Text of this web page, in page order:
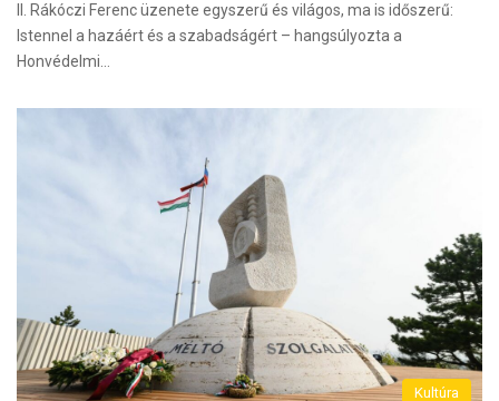
II. Rákóczi Ferenc üzenete egyszerű és világos, ma is időszerű:
Istennel a hazáért és a szabadságért – hangsúlyozta a
Honvédelmi…
Kultúra